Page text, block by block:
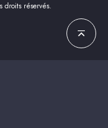
droits réservés.